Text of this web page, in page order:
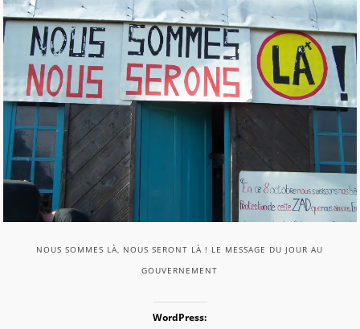
NOUS SOMMES LÀ, NOUS SERONT LÀ ! LE MESSAGE DU JOUR AU
GOUVERNEMENT
WordPress: